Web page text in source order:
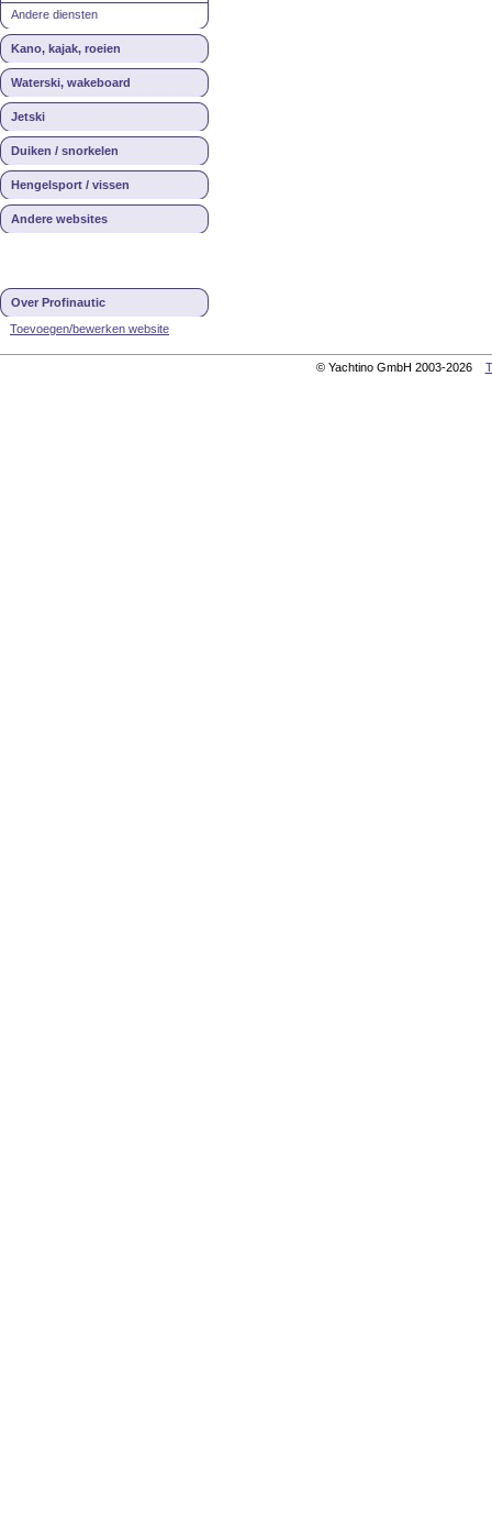
Andere diensten
Kano, kajak, roeien
Waterski, wakeboard
Jetski
Duiken / snorkelen
Hengelsport / vissen
Andere websites
Over Profinautic
Toevoegen/bewerken website
© Yachtino GmbH 2003-2026